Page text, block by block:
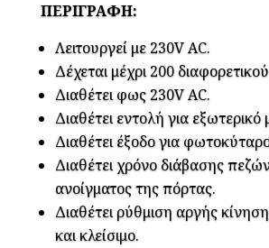
ΠΕΡΙΓΡΑΦΗ:
Λειτουργεί με 230V AC.
Δέχεται μέχρι 200
Διαθέτει φως 230V AC.
Διαθέτει εντολή για
Διαθέτει έξοδο για
Διαθέτει χρόνο διάβασης
ανοίγματος της πόρτας.
Διαθέτει ρύθμιση αργής
και κλείσιμο.